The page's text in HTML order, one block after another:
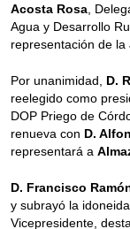
Acosta Rosa ,
Agua y Desarrollo
representación de la
Por unanimidad, D.
reelegido como
DOP Priego de
renueva con D.
representará a
D. Francisco
y subrayó la
Vicepresidente,